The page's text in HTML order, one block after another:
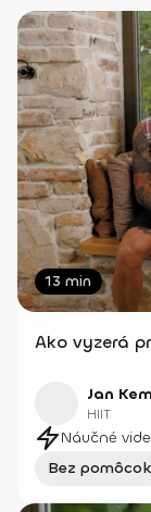
13 min
Ako vyzerá
Jan
HIIT
Náučné
Bez pomôcok